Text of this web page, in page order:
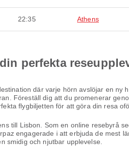
22:35 Athens
perfekta
där varje hörn avslöjar en
Föreställ dig att du promenerar
flygbiljetten för att göra din resa
till Lisbon. Som en online resebyrå
engagerade i att erbjuda de mest
smidig och njutbar upplevelse.